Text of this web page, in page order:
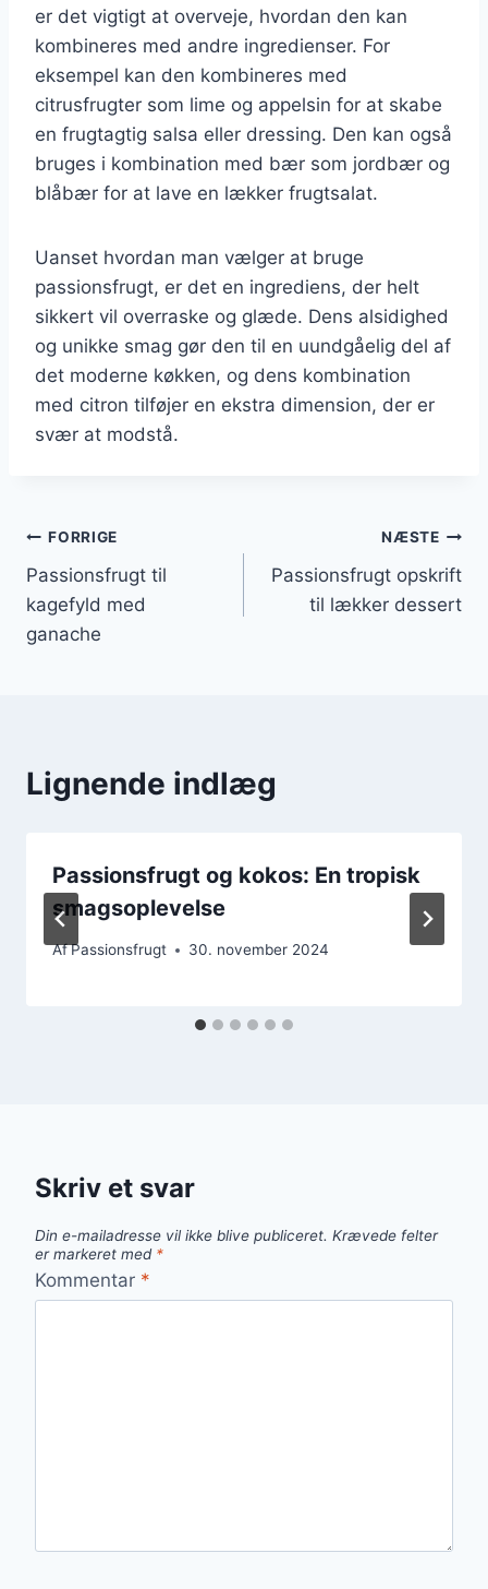
er det vigtigt at overveje, hvordan den kan
kombineres med andre ingredienser. For
eksempel kan den kombineres med
citrusfrugter som lime og appelsin for at skabe
en frugtagtig salsa eller dressing. Den kan også
bruges i kombination med bær som jordbær og
blåbær for at lave en lækker frugtsalat.
Uanset hvordan man vælger at bruge
passionsfrugt, er det en ingrediens, der helt
sikkert vil overraske og glæde. Dens alsidighed
og unikke smag gør den til en uundgåelig del af
det moderne køkken, og dens kombination
med citron tilføjer en ekstra dimension, der er
svær at modstå.
Indlægsnavigation
FORRIGE
Passionsfrugt til
kagefyld med
ganache
NÆSTE
Passionsfrugt opskrift
til lækker dessert
Lignende indlæg
Passionsfrugt og kokos: En tropisk
smagsoplevelse
AfPassionsfrugt 30. november 2024
Skriv et svar
Din e-mailadresse vil ikke blive publiceret. Krævede felter
er markeret med *
Kommentar *